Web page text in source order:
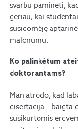
svarbu paminėti,
geriau, kai
susidomėję
malonumu.
Ko palinkėtum
doktorantams?
Man atrodo, kad
disertacija – baigta
susikurtomis